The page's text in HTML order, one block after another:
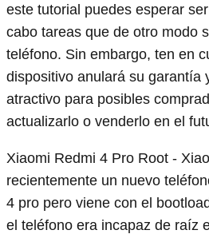
este tutorial puedes esperar
cabo tareas que de otro modo
teléfono. Sin embargo, ten en
dispositivo anulará su garantía
atractivo para posibles
actualizarlo o venderlo en el
Xiaomi Redmi 4 Pro Root -
recientemente un nuevo
4 pro pero viene con el
el teléfono era incapaz de raíz